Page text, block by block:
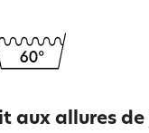
aux allures